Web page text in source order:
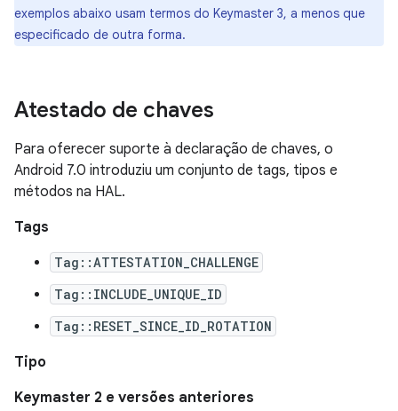
exemplos abaixo usam termos do Keymaster 3, a menos que
especificado de outra forma.
Atestado de chaves
Para oferecer suporte à declaração de chaves, o
Android 7.0 introduziu um conjunto de tags, tipos e
métodos na HAL.
Tags
Tag::ATTESTATION_CHALLENGE
Tag::INCLUDE_UNIQUE_ID
Tag::RESET_SINCE_ID_ROTATION
Tipo
Keymaster 2 e versões anteriores